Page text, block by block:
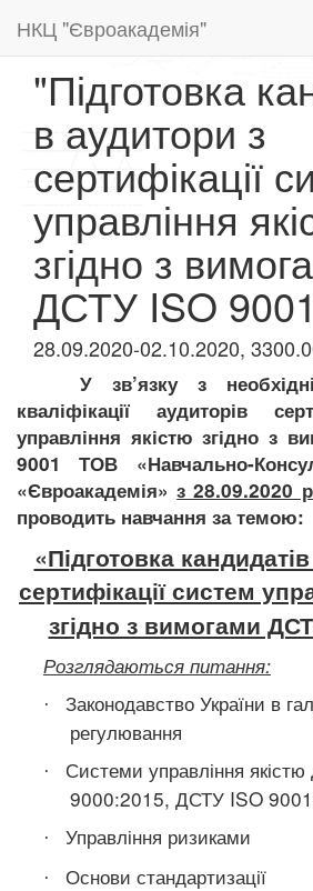
НКЦ "Євроакадемія"
"Підготовка
в аудитори з
сертифікації
управління
згідно з
ДСТУ ISO
28.09.2020-02.10.2020,
У зв’язку з
кваліфікації аудиторів
управління якістю згідно з
9001 ТОВ «Навчально-
«Євроакадемія»з 28.09.2020
проводить навчання за темою:
«Підготовка
сертифікації систем
згідно з вимогами
Розглядаються питання:
·
Законодавство України в
регулювання
·
Системи управління
9000:2015, ДСТУ ISO
· Управління ризиками
· Основи стандартизації